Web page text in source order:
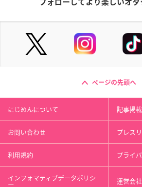
フォローしてより楽しいオタ
ページの先頭へ
にじめんについて 記事掲
お問い合わせ プレス
利用規約 プライ
インフォマティブデータポリシ
ー 運営会社